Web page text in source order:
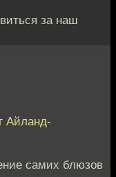
за наш
Айланд-
самих блюзов